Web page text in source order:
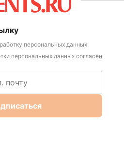
персональных данных
персональных данных согласен